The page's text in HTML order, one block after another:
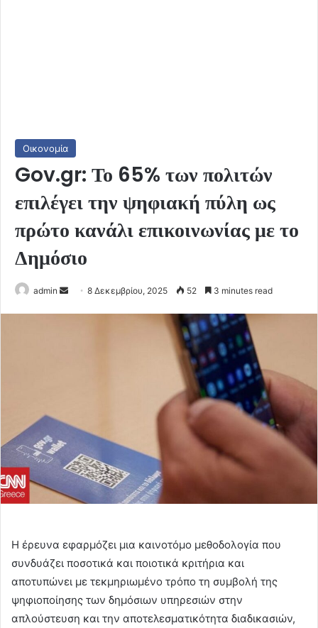
Οικονομία
Gov.gr: Το 65% των πολιτών
επιλέγει την ψηφιακή πύλη ως
πρώτο κανάλι επικοινωνίας με το
Δημόσιο
admin
Send8 Δεκεμβρίου, 2025 52 3 minutes read
Η έρευνα εφαρμόζει μια καινοτόμο μεθοδολογία που
συνδυάζει ποσοτικά και ποιοτικά κριτήρια και
αποτυπώνει με τεκμηριωμένο τρόπο τη συμβολή της
ψηφιοποίησης των δημόσιων υπηρεσιών στην
απλούστευση και την αποτελεσματικότητα διαδικασιών,